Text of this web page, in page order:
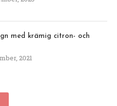
med krämig citron- och
2021